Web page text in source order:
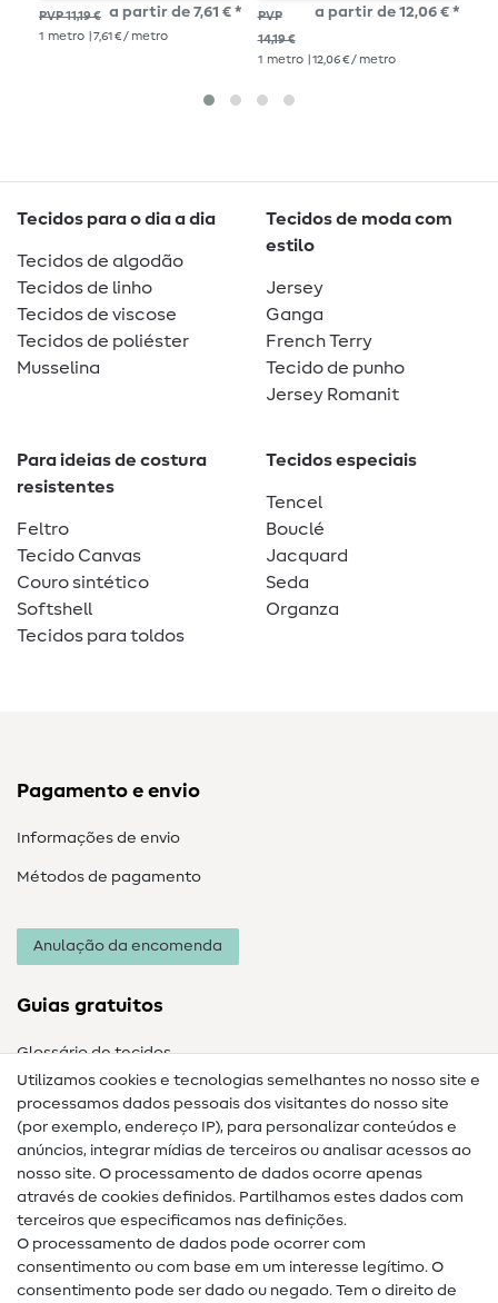
PVP 11,19 € a partir de 7,61 € *
1 metro | 7,61 € / metro
PVP
14,19 €
a partir de 12,06 € *
1 metro | 12,06 € / metro
Tecidos para o dia a dia
Tecidos de algodão
Tecidos de linho
Tecidos de viscose
Tecidos de poliéster
Musselina
Tecidos de moda com
estilo
Jersey
Ganga
French Terry
Tecido de punho
Jersey Romanit
Para ideias de costura
resistentes
Feltro
Tecido Canvas
Couro sintético
Softshell
Tecidos para toldos
Tecidos especiais
Tencel
Bouclé
Jacquard
Seda
Organza
Pagamento e envio
Informações de envio
Métodos de pagamento
Anulação da encomenda
Guias gratuitos
Glossário de tecidos
Guias de costura
Ajuda e contacto
Contacto
Mudança de proprietário
Utilizamos cookies e tecnologias semelhantes no nosso site e
processamos dados pessoais dos visitantes do nosso site
(por exemplo, endereço IP), para personalizar conteúdos e
anúncios, integrar mídias de terceiros ou analisar acessos ao
nosso site. O processamento de dados ocorre apenas
através de cookies definidos. Partilhamos estes dados com
terceiros que especificamos nas definições.
O processamento de dados pode ocorrer com
consentimento ou com base em um interesse legítimo. O
consentimento pode ser dado ou negado. Tem o direito de